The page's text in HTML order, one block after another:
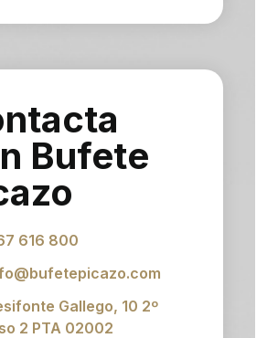
Bufete
616 800
Gallego, 10 2º
2 PTA 02002